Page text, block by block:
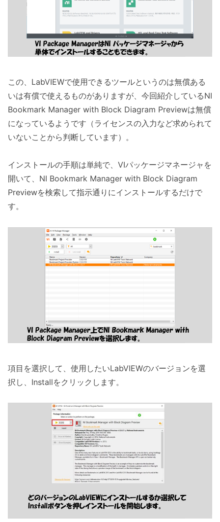
この、LabVIEWで使用できるツールというのは無償ある
いは有償で使えるものがありますが、今回紹介しているNI
Bookmark Manager with Block Diagram Previewは無償
になっているようです（ライセンスの入力など求められて
いないことから判断しています）。
インストールの手順は単純で、VIパッケージマネージャを
開いて、NI Bookmark Manager with Block Diagram
Previewを検索して指示通りにインストールするだけで
す。
項目を選択して、使用したいLabVIEWのバージョンを選
択し、Installをクリックします。